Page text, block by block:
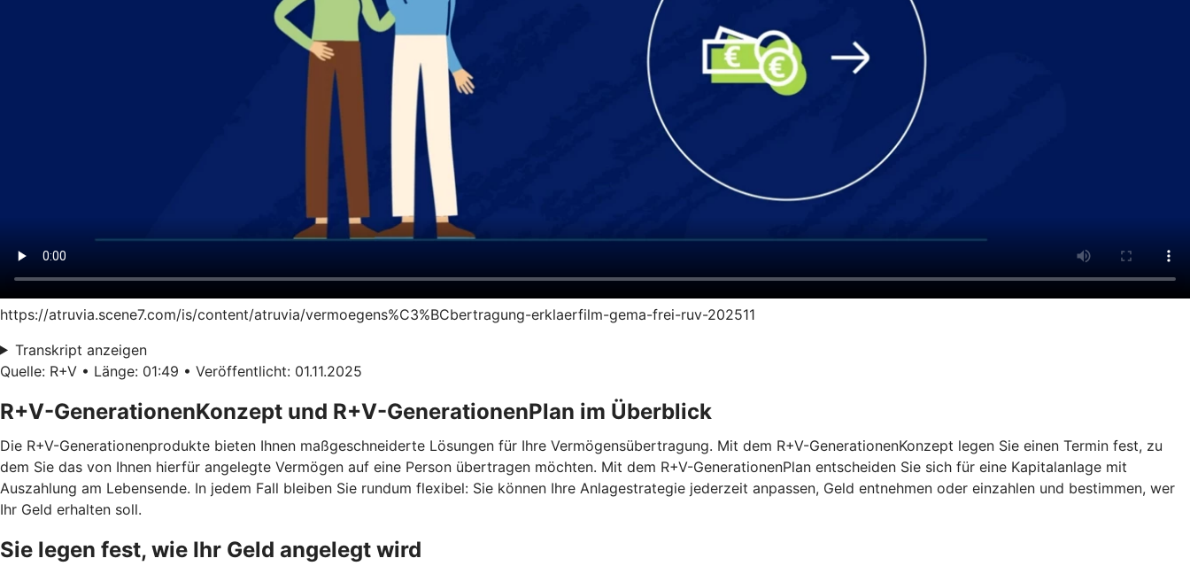
https://atruvia.scene7.com/is/content/atruvia/vermoegens%C3%BCbertragung-erklaerfilm-gema-frei-ruv-202511
Transkript anzeigen
Quelle: R+V • Länge: 01:49 • Veröffentlicht: 01.11.2025
R+V-GenerationenKonzept und R+V-GenerationenPlan im Überblick
Die R+V-Generationenprodukte bieten Ihnen maßgeschneiderte Lösungen für Ihre Vermögensübertragung. Mit dem R+V-GenerationenKonzept legen Sie einen Termin fest, zu
dem Sie das von Ihnen hierfür angelegte Vermögen auf eine Person übertragen möchten. Mit dem R+V-GenerationenPlan entscheiden Sie sich für eine Kapitalanlage mit
Auszahlung am Lebensende. In jedem Fall bleiben Sie rundum flexibel: Sie können Ihre Anlagestrategie jederzeit anpassen, Geld entnehmen oder einzahlen und bestimmen, wer
Ihr Geld erhalten soll.
Sie legen fest, wie Ihr Geld angelegt wird